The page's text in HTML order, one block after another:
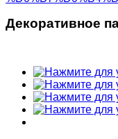
Декоративное